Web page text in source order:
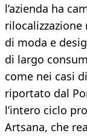
l’azienda ha
di moda e
di largo
come nei casi
riportato dal
l’intero ciclo
Artsana, che